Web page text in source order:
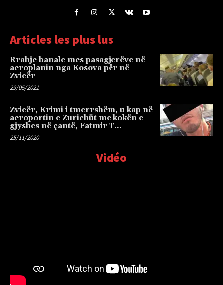
Articles les plus lus
Rrahje banale mes pasagjerëve në
aeroplanin nga Kosova për në
Zvicër
29/05/2021
Zvicër, Krimi i tmerrshëm, u kap në
aeroportin e Zurichüt me kokën e
gjyshes në çantë, Fatmir T…
25/11/2020
Vidéo